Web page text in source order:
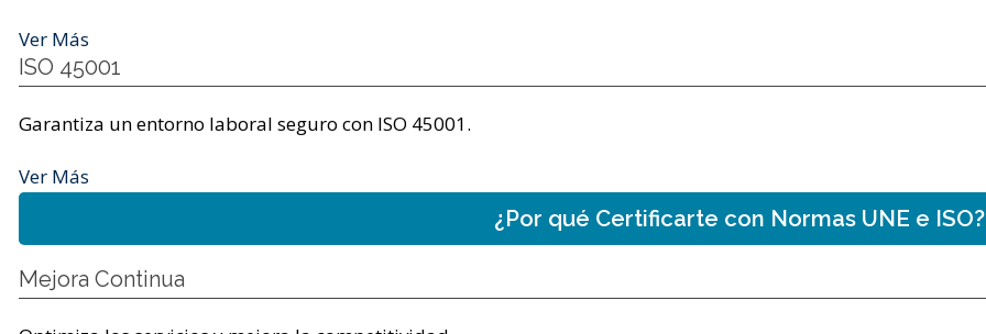
Ver Más
ISO 45001
Garantiza un entorno laboral seguro con ISO 45001.
Ver Más
¿Por qué Certificarte con Normas UNE e ISO?
Mejora Continua